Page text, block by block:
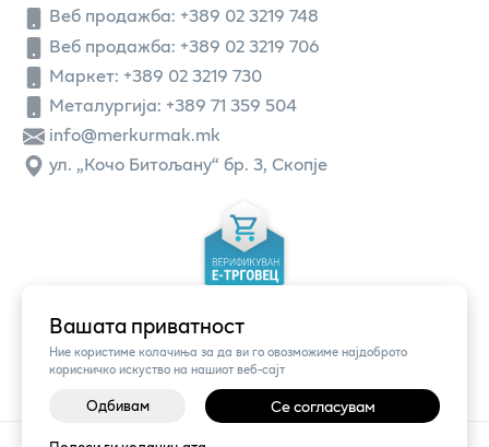
Вашата приватност
Ние користиме колачиња за да ви го овозможиме најдоброто
корисничко искуство на нашиот веб-сајт
Одбивам Се согласувам
Веб продажба: +389 02 3219 748
Веб продажба: +389 02 3219 706
Маркет: +389 02 3219 730
Металургија: +389 71 359 504
info@merkurmak.mk
ул. „Кочо Битољану“ бр. 3, Скопје